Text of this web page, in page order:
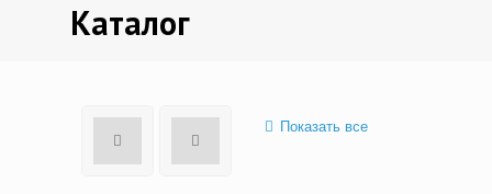
Каталог
Показать все